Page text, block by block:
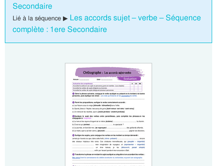
Secondaire
Lié à la séquence ▶ Les accords sujet – verbe – Séquence
complète : 1ere Secondaire